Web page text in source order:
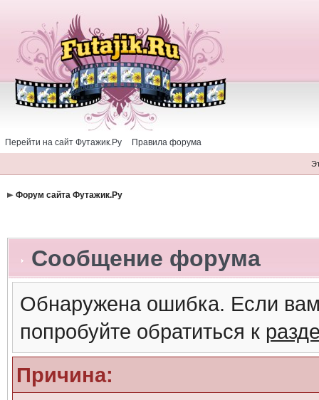
Перейти на сайт Футажик.Ру Правила форума
Форум сайта Футажик.Ру
Сообщение форума
Обнаружена ошибка. Если
попробуйте обратиться к
Причина: